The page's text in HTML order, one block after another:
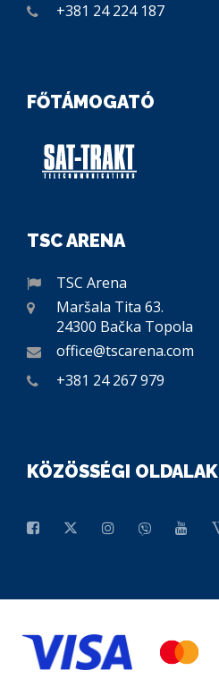
+381 24 224 187
FŐTÁMOGATÓ
TSC ARENA
TSC Arena
Maršala Tita 63.
24300 Bačka Topola
office@tscarena.com
+381 24 267 979
KÖZÖSSÉGI OLDALAK